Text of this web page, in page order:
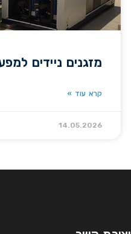
מזגנים ניידים
קרא עוד »
14.05.2026